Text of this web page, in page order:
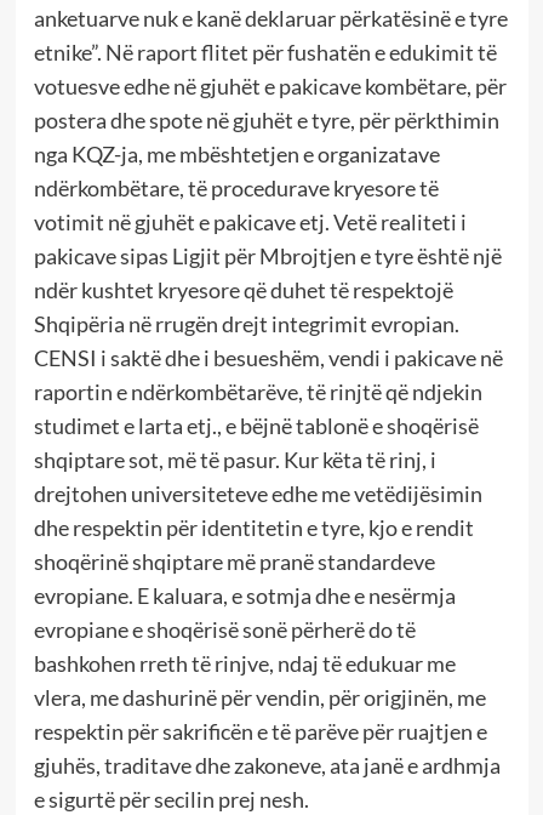
anketuarve nuk e kanë deklaruar përkatësinë e tyre
etnike”. Në raport flitet për fushatën e edukimit të
votuesve edhe në gjuhët e pakicave kombëtare, për
postera dhe spote në gjuhët e tyre, për përkthimin
nga KQZ-ja, me mbështetjen e organizatave
ndërkombëtare, të procedurave kryesore të
votimit në gjuhët e pakicave etj. Vetë realiteti i
pakicave sipas Ligjit për Mbrojtjen e tyre është një
ndër kushtet kryesore që duhet të respektojë
Shqipëria në rrugën drejt integrimit evropian.
CENSI i saktë dhe i besueshëm, vendi i pakicave në
raportin e ndërkombëtarëve, të rinjtë që ndjekin
studimet e larta etj., e bëjnë tablonë e shoqërisë
shqiptare sot, më të pasur. Kur këta të rinj, i
drejtohen universiteteve edhe me vetëdijësimin
dhe respektin për identitetin e tyre, kjo e rendit
shoqërinë shqiptare më pranë standardeve
evropiane. E kaluara, e sotmja dhe e nesërmja
evropiane e shoqërisë sonë përherë do të
bashkohen rreth të rinjve, ndaj të edukuar me
vlera, me dashurinë për vendin, për origjinën, me
respektin për sakrificën e të parëve për ruajtjen e
gjuhës, traditave dhe zakoneve, ata janë e ardhmja
e sigurtë për secilin prej nesh.